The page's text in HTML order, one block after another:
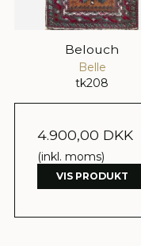
Belouch
Belle
tk208
4.900,00 DKK
(inkl. moms)
VIS PRODUKT